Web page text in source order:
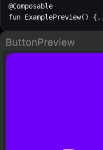
@Composable
fun ExamplePreview()